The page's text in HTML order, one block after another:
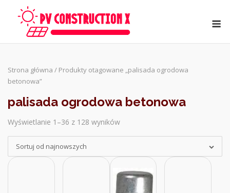
Strona główna / Produkty otagowane „palisada ogrodowa
betonowa”
palisada ogrodowa betonowa
Wyświetlanie 1–36 z 128 wyników
latest
Sortuj od najnowszych